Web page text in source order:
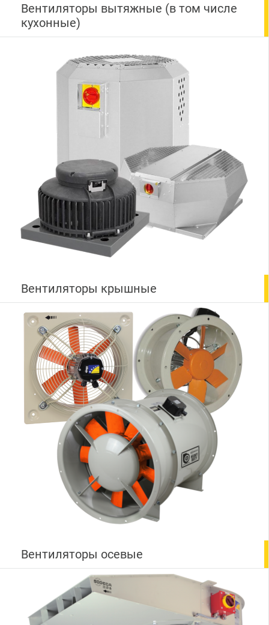
Вентиляторы вытяжные (в том числе
кухонные)
Вентиляторы крышные
Вентиляторы осевые